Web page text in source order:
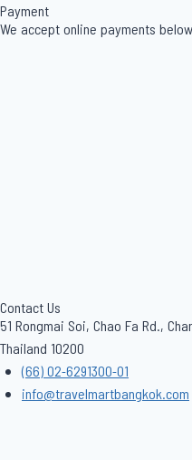
Payment
We accept online payments
Contact Us
51 Rongmai Soi, Chao Fa Rd.,
Thailand 10200
(66) 02-6291300-01
info@travelmartbangkok.com